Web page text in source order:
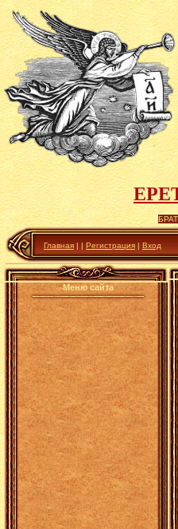
Е
Главная | | Регистрация | Вход
Меню сайта